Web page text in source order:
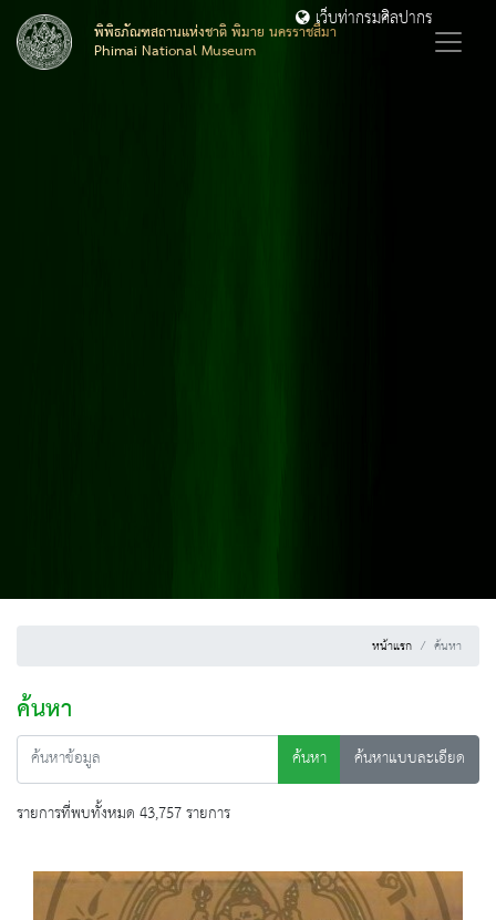
พิพิธภัณฑสถานแห่งชาติ พิมาย นครราชสีมา
Phimai National Museum
เว็บท่ากรมศิลปากร
หน้าแรก ค้นหา
ค้นหา
ค้นหา
ค้นหาแบบละเอียด
รายการที่พบทั้งหมด 43,757 รายการ